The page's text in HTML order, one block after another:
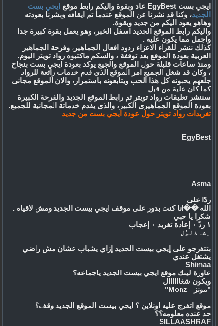
ايجي بست EgyBest عاد وبقوة واليكم رابط موقع ايجي بست
الجديد، وكنا قد نشرنا عن الموقع عندما تم ايقافه وبشرنا بعودته
وهاهو يعود اليكم من جديد وبقوة.
واليكم رابط الموقع الجديد اسفل الخبر، وهو يعمل بقوة كبيرة جدا
واجمل مما يكون عليه .
كذلك ننشر للقراء الاعزاء ردود افعال الجماهير، وفرحة الجماهير
العربية بعودة الموقع بعد توقفة ، والسكم ماكتبوه رواد تويتر اليوم.
ومنذ ساعات قليلة حول الموقع والجيع يوكد بعودة ايجي بست بنجاح
، وكان قد شغل الجميع امر الموقع الذى قدم خدمات رائعة للرواد
جلعهم يحبونه كل هذا الحب ويتابعونه باستمرار، والان الموقع مجانى
كما كان علية من قبل .
سننشر تعليقات رواد تويتر ثم رابط الموقع الجديد والفرحة الكبيرة
بعودة الموقع الجماهيرى الكبير، والذى يقدم خدماتة المجانية للجميع.
تغريدات رواد تويتر حول عودة ايجي بست من جديد
EgyBest
Asma
ردًا على
الله ��انا كنت بدور على موقف ايجي بيست الجديد ومش لاقياه .
شكرا يا حبي
١ ردّ ٠ إعادة تغريد ٠ إعجاب
﮼شاذلوُل
بتتفرجو على إيجي بيست الجديد إزاي يشباب عشان مش راضي
يشتغل عندي
Shimaa
عاوزة لينك موقع ايجي بيست الجديد ياجماعه؟
ويكون شغاااااال
"مونز - Monz"
موقع اتفرج عليه اونلاين ؟ ايجي بيست الموقع الجديد وقف؟
حد عنده معلومه؟؟
SILLAASHRAF